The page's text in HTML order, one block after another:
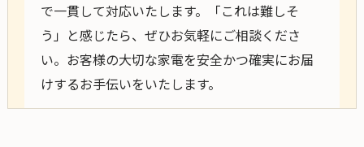
で一貫して対応いたします。「これは難しそ
う」と感じたら、ぜひお気軽にご相談くださ
い。お客様の大切な家電を安全かつ確実にお届
けするお手伝いをいたします。